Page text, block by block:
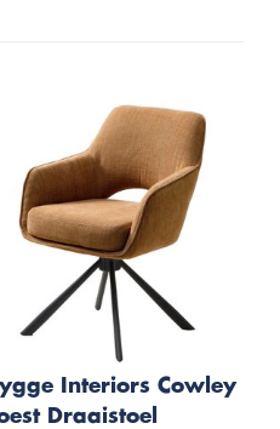
Interiors Cowley
Draaistoel